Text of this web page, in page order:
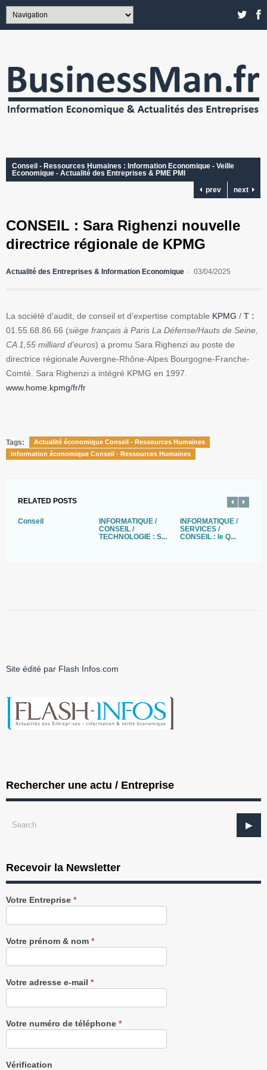
Conseil - Ressources Humaines : Information Economique - Veille
Economique - Actualité des Entreprises & PME PMI
prev
next
CONSEIL : Sara Righenzi nouvelle
directrice régionale de KPMG
Actualité des Entreprises & Information Economique 03/04/2025
La société d’audit, de conseil et d’expertise comptable KPMG / T :
01.55.68.86.66 (siège français à Paris La Défense/Hauts de Seine,
CA 1,55 milliard d'euros) a promu Sara Righenzi au poste de
directrice régionale Auvergne-Rhône-Alpes Bourgogne-Franche-
Comté. Sara Righenzi a intégré KPMG en 1997.
www.home.kpmg/fr/fr
Tags:
Actualité économique Conseil - Ressources Humaines
information économique Conseil - Ressources Humaines
RELATED POSTS
Conseil
INFORMATIQUE /
CONSEIL /
TECHNOLOGIE : S...
INFORMATIQUE /
SERVICES /
CONSEIL : le Q...
Site édité par Flash Infos.com
Rechercher une actu / Entreprise
Recevoir la Newsletter
Recevez
notre
gratuitement
Votre Entreprise *
Votre prénom & nom *
Votre adresse e-mail *
Votre numéro de téléphone *
Vérification